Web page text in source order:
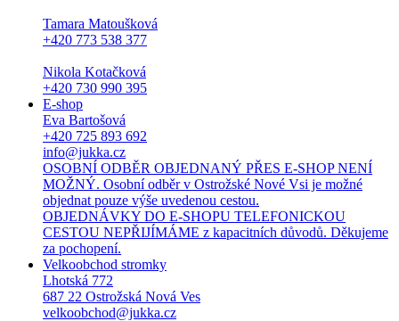
Tamara Matoušková
+420 773 538 377
Nikola Kotačková
+420 730 990 395
E-shop
Eva Bartošová
+420 725 893 692
info@jukka.cz
OSOBNÍ ODBĚR OBJEDNANÝ PŘES E-SHOP NENÍ
MOŽNÝ. Osobní odběr v Ostrožské Nové Vsi je možné
objednat pouze výše uvedenou cestou.
OBJEDNÁVKY DO E-SHOPU TELEFONICKOU
CESTOU NEPŘIJÍMÁME z kapacitních důvodů. Děkujeme
za pochopení.
Velkoobchod stromky
Lhotská 772
687 22 Ostrožská Nová Ves
velkoobchod@jukka.cz